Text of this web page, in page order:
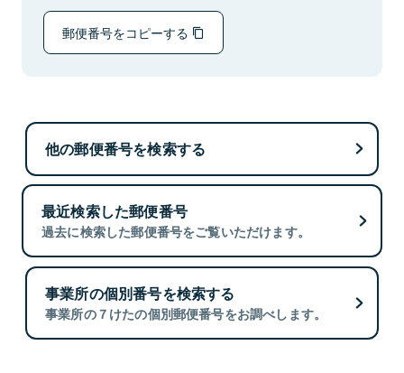
郵便番号をコピーする
他の郵便番号を検索する
最近検索した郵便番号
過去に検索した郵便番号をご覧いただけます。
事業所の個別番号を検索する
事業所の７けたの個別郵便番号をお調べします。